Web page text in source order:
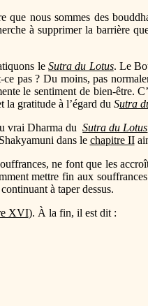
que nous sommes des
à supprimer la barrière
leSutra du Lotus. Le
ce pas ? Du moins, pas
le sentiment de bien-être.
la gratitude à l’égard du Sutra
vrai Dharma duSutra du Lotus
dans le chapitre II
ne font que les
mettre fin aux
à taper dessus.
XVI). À la fin, il est dit :